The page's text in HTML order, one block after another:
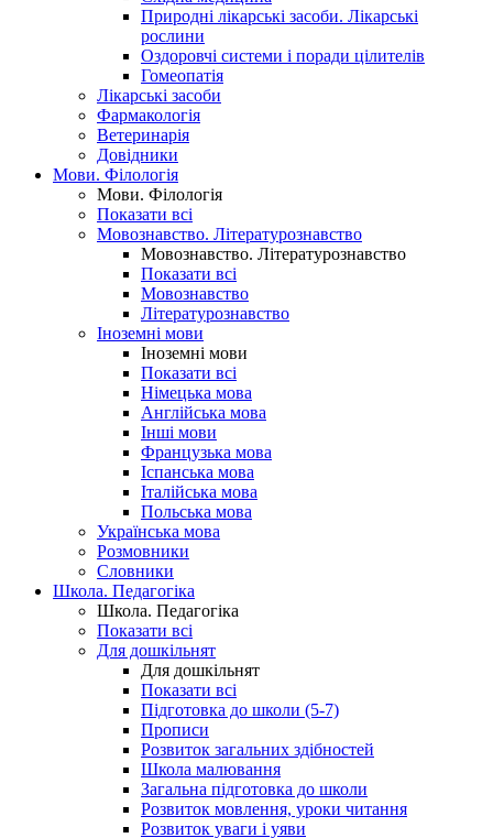
Природні лікарські засоби. Лікарські
рослини
Оздоровчі системи і поради цілителів
Гомеопатія
Лікарські засоби
Фармакологія
Ветеринарія
Довідники
Мови. Філологія
Мови. Філологія
Показати всі
Мовознавство. Літературознавство
Мовознавство. Літературознавство
Показати всі
Мовознавство
Літературознавство
Іноземні мови
Іноземні мови
Показати всі
Німецька мова
Англійська мова
Інші мови
Французька мова
Іспанська мова
Італійська мова
Польська мова
Українська мова
Розмовники
Словники
Школа. Педагогіка
Школа. Педагогіка
Показати всі
Для дошкільнят
Для дошкільнят
Показати всі
Підготовка до школи (5-7)
Прописи
Розвиток загальних здібностей
Школа малювання
Загальна підготовка до школи
Розвиток мовлення, уроки читання
Розвиток уваги і уяви